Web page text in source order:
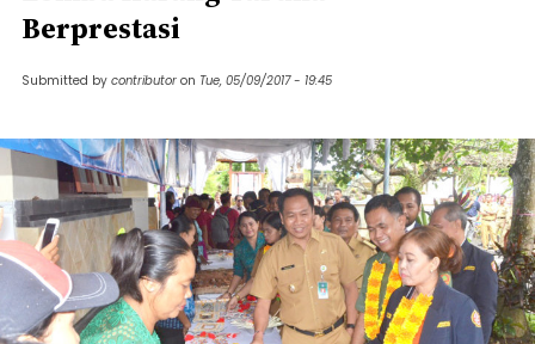
Berprestasi
Submitted by contributor on Tue, 05/09/2017 - 19:45